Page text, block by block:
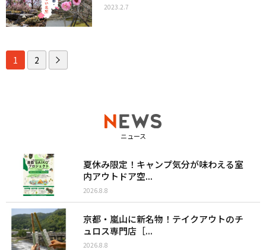
2023.2.7
1 2
ニュース
夏休み限定！キャンプ気分が味わえる室
内アウトドア空...
2026.8.8
京都・嵐山に新名物！テイクアウトのチ
ュロス専門店［...
2026.8.8